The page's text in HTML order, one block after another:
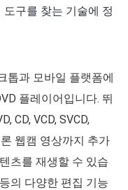
구를 찾는 기술에 정
톱과 모바일 플랫폼에
플레이어입니다. 뛰
CD, VCD, SVCD,
웹캠 영상까지 추가
츠를 재생할 수 있습
의 다양한 편집 기능